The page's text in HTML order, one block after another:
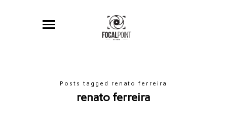
Posts tagged renato ferreira
renato ferreira